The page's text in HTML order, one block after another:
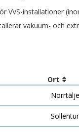
VVS-installationer
vakuum- och
Ort
Norrtälje